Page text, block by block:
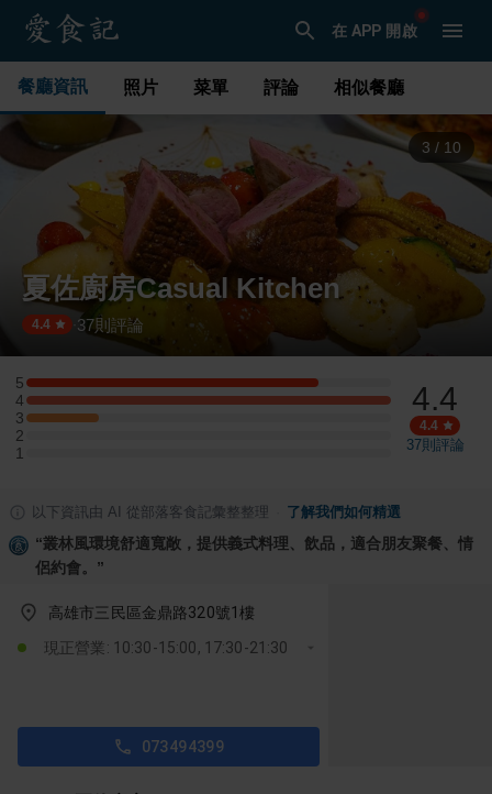
在 APP 開啟
餐廳資訊 照片 菜單 評論 相似餐廳
4 / 10
夏佐廚房Casual Kitchen
4.4 37則評論
5
5 星：4 則評論
4
4 星：5 則評論
3
3 星：1 則評論
2
2 星：0 則評論
1
1 星：0 則評論
4.4
4.4
37則評論
以下資訊由 AI 從部落客食記彙整整理 了解我們如何精選
“叢林風環境舒適寬敞，提供義式料理、飲品，適合朋友聚餐、情
侶約會。 ”
高雄市三民區金鼎路320號1樓
現正營業: 10:30-15:00, 17:30-21:30
073494399